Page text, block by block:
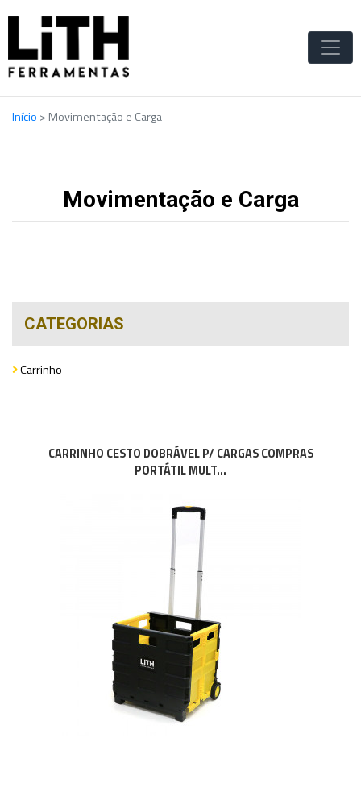
Início > Movimentação e Carga
Movimentação e Carga
CATEGORIAS
Carrinho
CARRINHO CESTO DOBRÁVEL P/ CARGAS COMPRAS
PORTÁTIL MULT...